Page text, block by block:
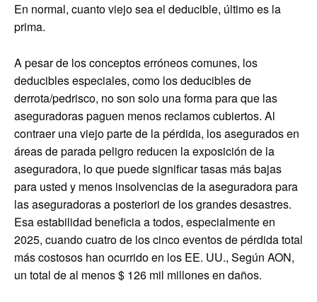
En normal, cuanto viejo sea el deducible, último es la
prima.
A pesar de los conceptos erróneos comunes, los
deducibles especiales, como los deducibles de
derrota/pedrisco, no son solo una forma para que las
aseguradoras paguen menos reclamos cubiertos. Al
contraer una viejo parte de la pérdida, los asegurados en
áreas de parada peligro reducen la exposición de la
aseguradora, lo que puede significar tasas más bajas
para usted y menos insolvencias de la aseguradora para
las aseguradoras a posteriori de los grandes desastres.
Esa estabilidad beneficia a todos, especialmente en
2025, cuando cuatro de los cinco eventos de pérdida total
más costosos han ocurrido en los EE. UU., Según AON,
un total de al menos $ 126 mil millones en daños.